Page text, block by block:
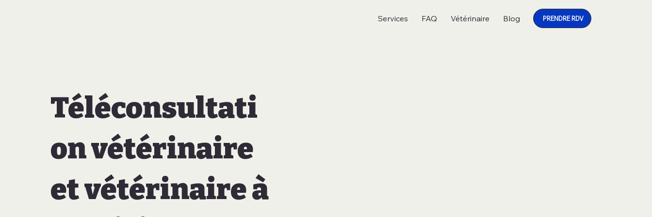
Services FAQ Vétérinaire Blog PRENDRE RDV
Téléconsultati
on vétérinaire
et vétérinaire à